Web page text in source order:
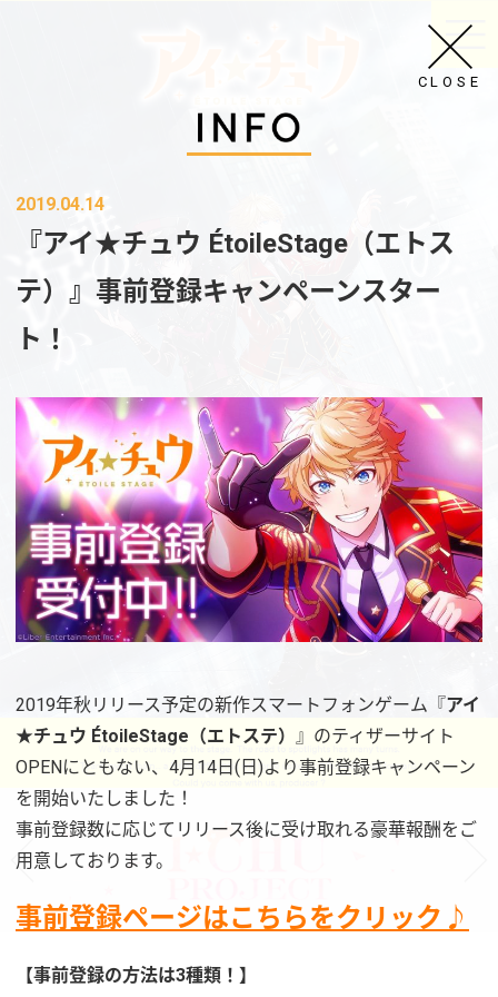
CLOSE
2019.04.14
『アイ★チュウ ÉtoileStage（エトス
テ）』事前登録キャンペーンスター
ト！
2019年秋リリース予定の新作スマートフォンゲーム『アイ
★チュウ ÉtoileStage（エトステ）
』のティザーサイト
OPENにともない、4月14日(日)より事前登録キャンペーン
を開始いたしました！
事前登録数に応じてリリース後に受け取れる豪華報酬をご
用意しております。
事前登録ページはこちらをクリック♪
【事前登録の方法は3種類！】